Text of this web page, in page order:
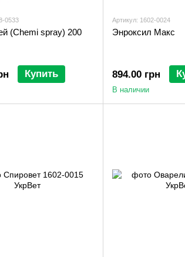
0533
(Chemi spray) 200
Купить
Артикул: 1602-0024
Энроксил Макс
894.00 грн
В наличии